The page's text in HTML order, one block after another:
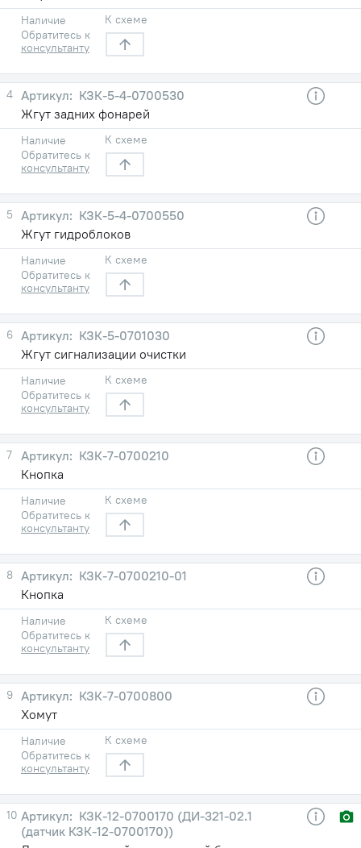
Наличие
Обратитесь к
консультанту
К схеме
4
КЗК-5-4-0700530
Жгут задних фонарей
Наличие
Обратитесь к
консультанту
К схеме
5
КЗК-5-4-0700550
Жгут гидроблоков
Наличие
Обратитесь к
консультанту
К схеме
6
КЗК-5-0701030
Жгут сигнализации очистки
Наличие
Обратитесь к
консультанту
К схеме
7
КЗК-7-0700210
Кнопка
Наличие
Обратитесь к
консультанту
К схеме
8
КЗК-7-0700210-01
Кнопка
Наличие
Обратитесь к
консультанту
К схеме
9
КЗК-7-0700800
Хомут
Наличие
Обратитесь к
консультанту
К схеме
10
КЗК-12-0700170 (ДИ-321-02.1
(датчик КЗК-12-0700170))